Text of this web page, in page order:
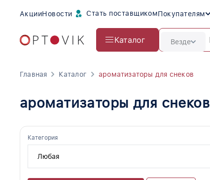
АкцииНовости Стать поставщикомПокупателям
Каталог Везде
Главная Каталог ароматизаторы для снеков
ароматизаторы для снеков
Категория